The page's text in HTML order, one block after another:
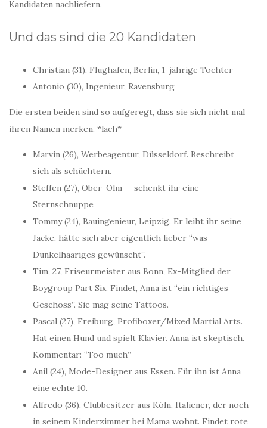
Kandidaten nachliefern.
Und das sind die 20 Kandidaten
Christian (31), Flughafen, Berlin, 1-jährige Tochter
Antonio (30), Ingenieur, Ravensburg
Die ersten beiden sind so aufgeregt, dass sie sich nicht mal
ihren Namen merken. *lach*
Marvin (26), Werbeagentur, Düsseldorf. Beschreibt
sich als schüchtern.
Steffen (27), Ober-Olm — schenkt ihr eine
Sternschnuppe
Tommy (24), Bauingenieur, Leipzig. Er leiht ihr seine
Jacke, hätte sich aber eigentlich lieber “was
Dunkelhaariges gewünscht”.
Tim, 27, Friseurmeister aus Bonn, Ex-Mitglied der
Boygroup Part Six. Findet, Anna ist “ein richtiges
Geschoss”. Sie mag seine Tattoos.
Pascal (27), Freiburg, Profiboxer/Mixed Martial Arts.
Hat einen Hund und spielt Klavier. Anna ist skeptisch.
Kommentar: “Too much”
Anil (24), Mode-Designer aus Essen. Für ihn ist Anna
eine echte 10.
Alfredo (36), Clubbesitzer aus Köln, Italiener, der noch
in seinem Kinderzimmer bei Mama wohnt. Findet rote